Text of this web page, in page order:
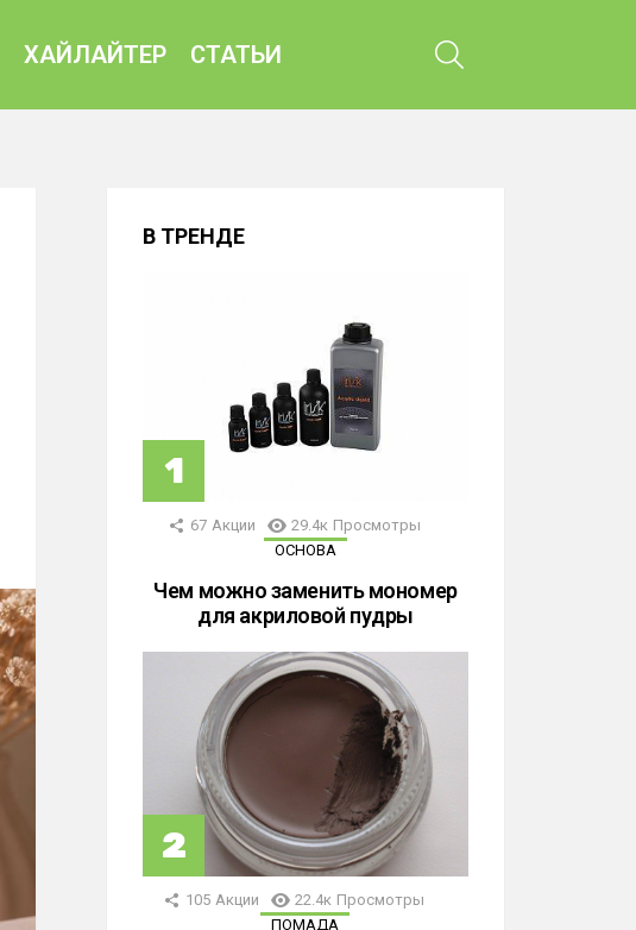
ХАЙЛАЙТЕР СТАТЬИ
В ТРЕНДЕ
67 Акции 29.4к Просмотры
ОСНОВА
Чем можно заменить мономер
для акриловой пудры
105 Акции 22.4к Просмотры
ПОМАДА